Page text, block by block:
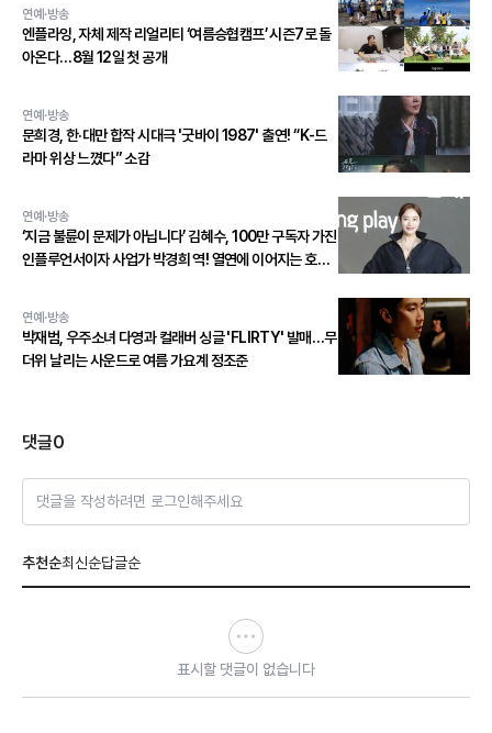
연예·방송
엔플라잉, 자체 제작 리얼리티 ‘여름승협캠프’ 시즌7로 돌
아온다…8월 12일 첫 공개
연예·방송
문희경, 한·대만 합작 시대극 '굿바이 1987' 출연! “K-드
라마 위상 느꼈다” 소감
연예·방송
‘지금 불륜이 문제가 아닙니다’ 김혜수, 100만 구독자 가진
인플루언서이자 사업가 박경희 역! 열연에 이어지는 호평
연예·방송
박재범, 우주소녀 다영과 컬래버 싱글 'FLIRTY' 발매…무
더위 날리는 사운드로 여름 가요계 정조준
댓글0
댓글을 작성하려면 로그인해주세요
추천순최신순답글순
표시할 댓글이 없습니다